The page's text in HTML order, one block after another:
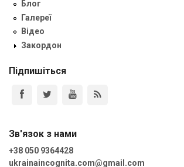
Блог
Галереї
Відео
Закордон
Підпишіться
Зв'язок з нами
+38 050 9364428
ukrainaincognita.com@gmail.com